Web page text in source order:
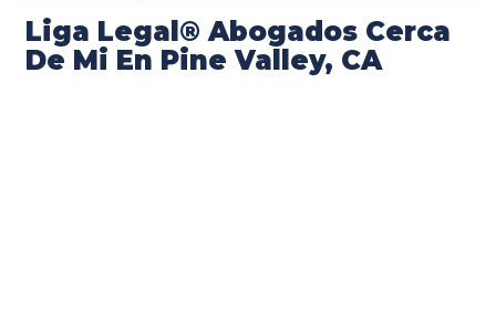
Liga Legal® Abogados Cerca
De Mi En Pine Valley, CA